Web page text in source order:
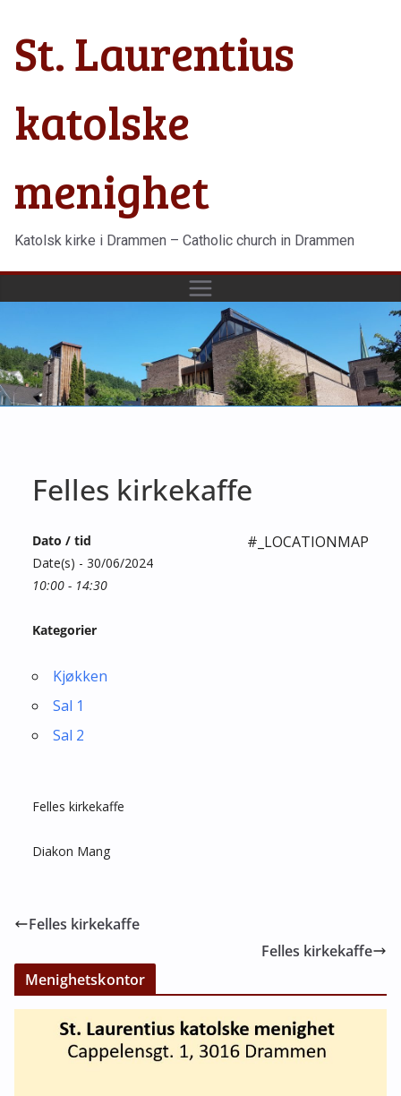
innholdet
St. Laurentius
katolske
menighet
Katolsk kirke i Drammen – Catholic church in Drammen
Felles kirkekaffe
#_LOCATIONMAP
Dato / tid
Date(s) - 30/06/2024
10:00 - 14:30
Kategorier
Kjøkken
Sal 1
Sal 2
Felles kirkekaffe
Diakon Mang
Felles kirkekaffe
Felles kirkekaffe
Menighetskontor